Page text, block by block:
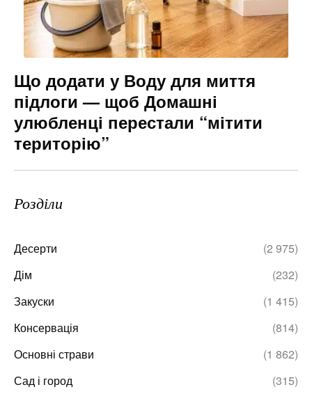
Що додати у Воду для миття
підлоги — щоб Домашні
улюбленці перестали “мітити
територію”
Розділи
Десерти
(2 975)
Дім
(232)
Закуски
(1 415)
Консервація
(814)
Основні страви
(1 862)
Сад і город
(315)